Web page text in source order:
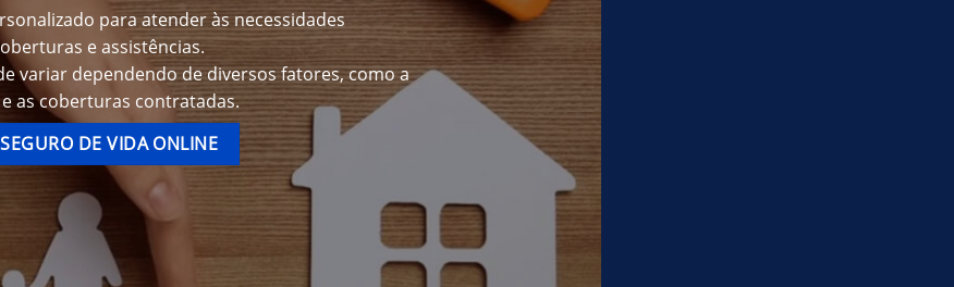
para atender às necessidades
e assistências.
variar dependendo de diversos fatores, como a
as coberturas contratadas.
DE VIDA ONLINE